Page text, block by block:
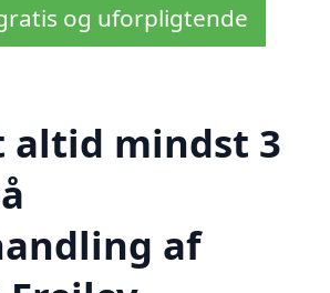
og uforpligtende
altid mindst 3
af